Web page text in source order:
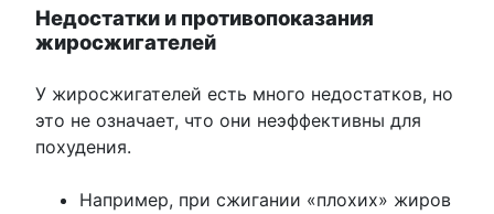
Недостатки и противопоказания
жиросжигателей
У жиросжигателей есть много недостатков, но
это не означает, что они неэффективны для
похудения.
Например, при сжигании «плохих» жиров